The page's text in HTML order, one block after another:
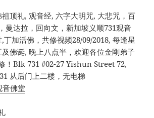
顶礼, 观音经, 六字大明咒, 大悲咒，百
曼达拉，回向文，新加坡义顺731观音
丁加活佛，共修视频28/09/2018, 每逢星
佛诞, 晚上八点半，欢迎各位金剛弟子
！Blk 731 #02-27 Yishun Street 72,
从后门上二楼，无电梯
音佛堂